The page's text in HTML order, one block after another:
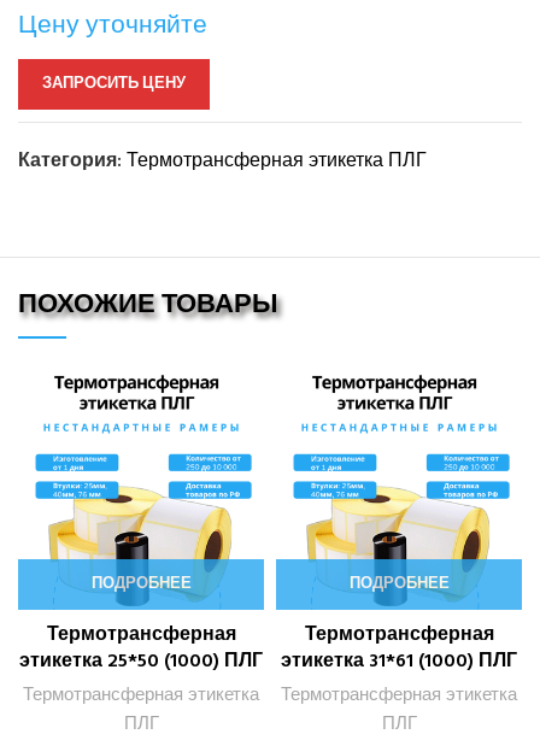
Цену уточняйте
ЗАПРОСИТЬ ЦЕНУ
Категория:Термотрансферная этикетка ПЛГ
ПОХОЖИЕ ТОВАРЫ
ПОДРОБНЕЕ
Термотрансферная
этикетка 25*50 (1000) ПЛГ
Термотрансферная этикетка
ПЛГ
ПОДРОБНЕЕ
Термотрансферная
этикетка 31*61 (1000) ПЛГ
Термотрансферная этикетка
ПЛГ